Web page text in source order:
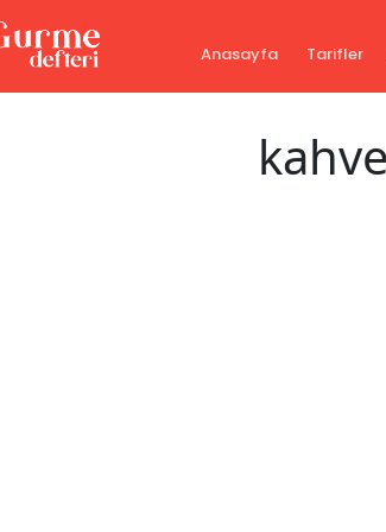
Anasayfa Tarifler